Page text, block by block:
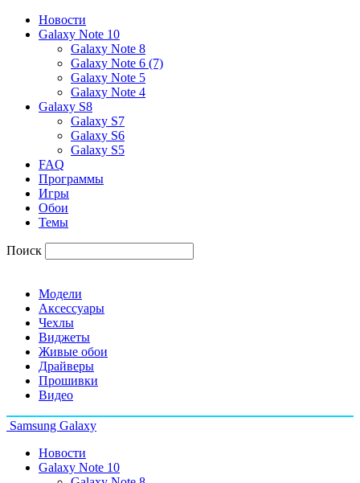
Новости
Galaxy Note 10
Galaxy Note 8
Galaxy Note 6 (7)
Galaxy Note 5
Galaxy Note 4
Galaxy S8
Galaxy S7
Galaxy S6
Galaxy S5
FAQ
Программы
Игры
Обои
Темы
Поиск
Модели
Аксессуары
Чехлы
Виджеты
Живые обои
Драйверы
Прошивки
Видео
Samsung Galaxy
Новости
Galaxy Note 10